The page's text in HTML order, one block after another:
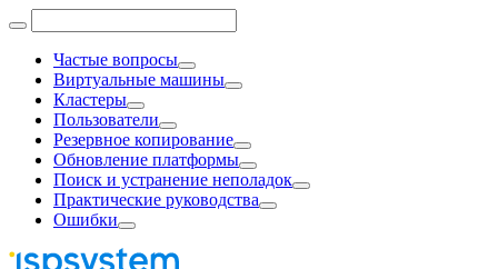
Частые вопросы
Виртуальные машины
Кластеры
Пользователи
Резервное копирование
Обновление платформы
Поиск и устранение неполадок
Практические руководства
Ошибки